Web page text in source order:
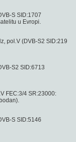
S SID:1707
u Evropi.
pol.V (DVB-S2 SID:219
S2 SID:6713
FEC:3/4 SR:23000:
S SID:5146